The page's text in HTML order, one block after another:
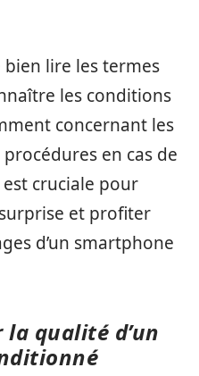
bien lire les termes
les conditions
concernant les
en cas de
cruciale pour
et profiter
d’un smartphone
qualité d’un